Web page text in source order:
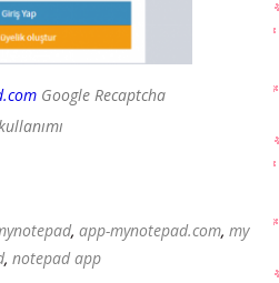
Google Recaptcha
, app-mynotepad.com, my
, notepad app